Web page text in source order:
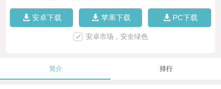
安卓下载 苹果下载 PC下载
安卓市场，安全绿色
简介 排行